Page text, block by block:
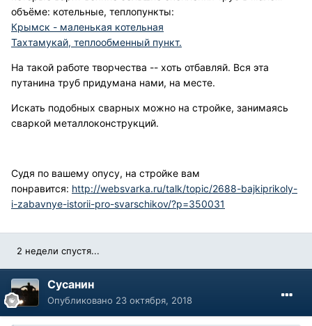
объёме: котельные, теплопункты:
Крымск - маленькая котельная
Тахтамукай, теплообменный пункт.
На такой работе творчества -- хоть отбавляй. Вся эта
путанина труб придумана нами, на месте.
Искать подобных сварных можно на стройке, занимаясь
сваркой металлоконструкций.
Судя по вашему опусу, на стройке вам
понравится: http://websvarka.ru/talk/topic/2688-bajkiprikoly-
i-zabavnye-istorii-pro-svarschikov/?p=350031
2 недели спустя...
Сусанин
Опубликовано 23 октября, 2018